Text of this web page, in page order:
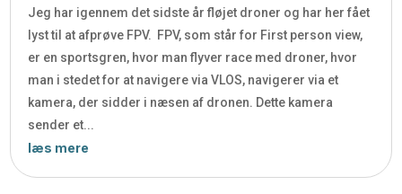
Jeg har igennem det sidste år fløjet droner og har her fået
lyst til at afprøve FPV. FPV, som står for First person view,
er en sportsgren, hvor man flyver race med droner, hvor
man i stedet for at navigere via VLOS, navigerer via et
kamera, der sidder i næsen af dronen. Dette kamera
sender et...
læs mere